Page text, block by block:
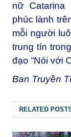
nữ Catarina
phúc lành
mỗi người
trung tín
đạo “Nói với
Ban Truyền
RELATED